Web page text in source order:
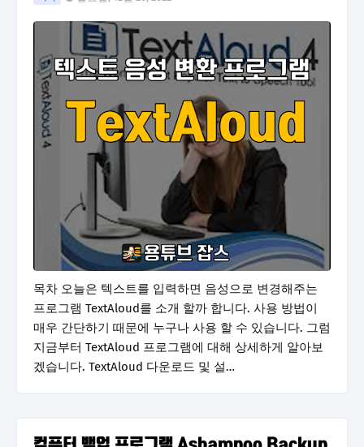
목차 오늘은 텍스트를 입력하면 음성으로 변경해주는
프로그램 TextAloud를 소개 할까 합니다. 사용 방법이
매우 간단하기 때문에 누구나 사용 할 수 있습니다. 그럼
지금부터 TextAloud 프로그램에 대해 상세하게 알아보
겠습니다. TextAloud 다운로드 및 설…